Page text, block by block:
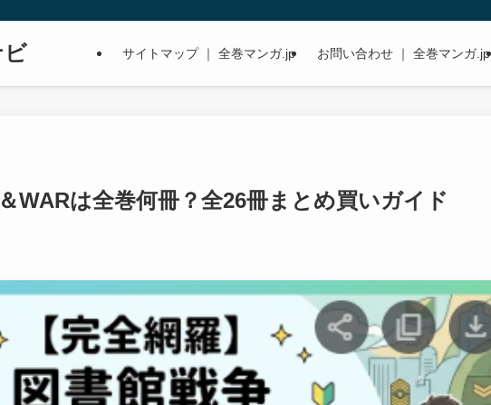
ビ サイトマップ ｜ 全巻マンガ.jp お問い合わせ ｜ 全巻マンガ.jp
WARは全巻何冊？全26冊まとめ買いガイド